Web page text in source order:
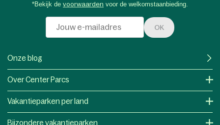
*Bekijk de voorwaarden voor de welkomstaanbieding.
OK
Onze blog
Over Center Parcs
Vakantieparken per land
Bijzondere vakantieparken